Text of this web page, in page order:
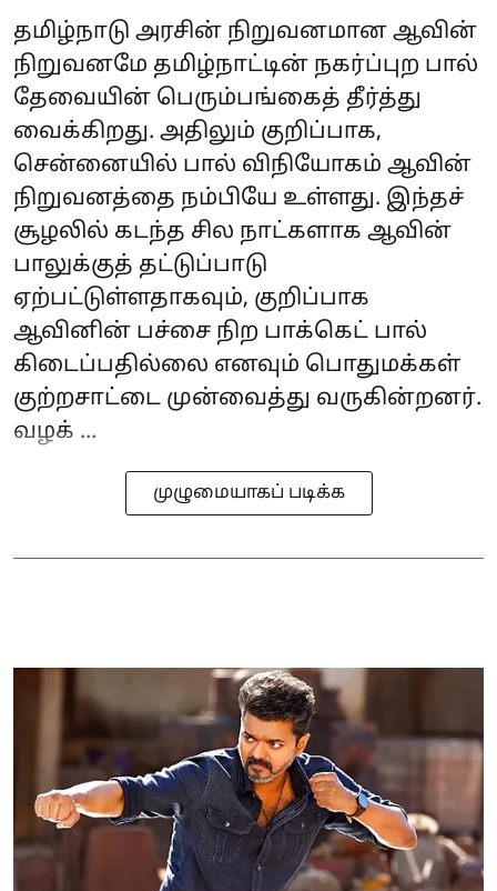
தமிழ்நாடு அரசின் நிறுவனமான ஆவின்
நிறுவனமே தமிழ்நாட்டின் நகர்ப்புற பால்
தேவையின் பெரும்பங்கைத் தீர்த்து
வைக்கிறது. அதிலும் குறிப்பாக,
சென்னையில் பால் விநியோகம் ஆவின்
நிறுவனத்தை நம்பியே உள்ளது. இந்தச்
சூழலில் கடந்த சில நாட்களாக ஆவின்
பாலுக்குத் தட்டுப்பாடு
ஏற்பட்டுள்ளதாகவும், குறிப்பாக
ஆவினின் பச்சை நிற‌ பாக்கெட் பால்
கிடைப்பதில்லை எனவும் பொதுமக்கள்
குற்றசாட்டை முன்வைத்து வருகின்றனர்.
வழக் ...
முழுமையாகப் படிக்க